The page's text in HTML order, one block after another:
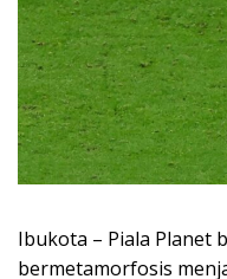
Ibukota – Piala Planet
bermetamorfosis